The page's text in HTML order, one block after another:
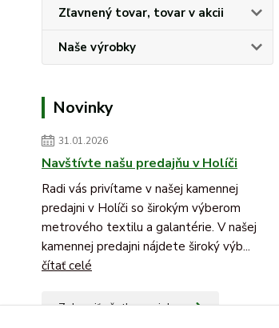
Zľavnený tovar, tovar v akcii
Naše výrobky
Novinky
31.01.2026
Navštívte našu predajňu v Holíči
Radi vás privítame v našej kamennej
predajni v Holíči so širokým výberom
metrového textilu a galantérie. V našej
kamennej predajni nájdete široký výb...
čítať celé
Zobraziť všetky novinky